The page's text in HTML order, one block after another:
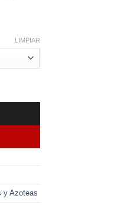
LIMPIAR
20+20Kg cantidad
y Azoteas